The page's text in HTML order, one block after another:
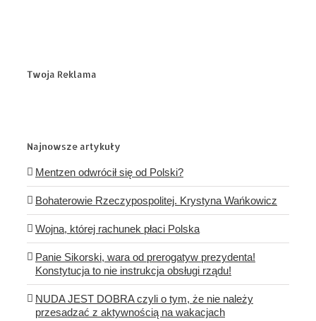
Twoja Reklama
Najnowsze artykuły
Mentzen odwrócił się od Polski?
Bohaterowie Rzeczypospolitej. Krystyna Wańkowicz
Wojna, której rachunek płaci Polska
Panie Sikorski, wara od prerogatyw prezydenta!
Konstytucja to nie instrukcja obsługi rządu!
NUDA JEST DOBRA czyli o tym, że nie należy
przesadzać z aktywnością na wakacjach